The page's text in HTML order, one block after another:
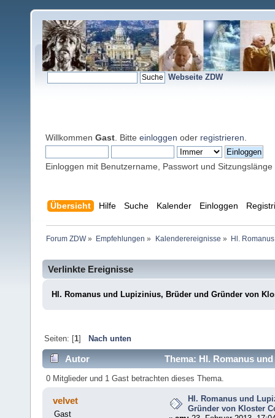
Webseite ZDW
Willkommen Gast . Bitte einloggen oder registrieren
Einloggen mit Benutzername, Passwort und Sitzungslänge
Übersicht Hilfe Suche Kalender Einloggen
Forum ZDW» Empfehlungen » Kalenderereignisse » Hl.
Verlinkte Ereignisse
Hl. Romanus und Lupizinius, Brüder und Gründer von
Seiten: [1] Nach unten
Autor
Thema: Hl. Romanus
(Gelesen 41562 mal)
0 Mitglieder und 1 Gast betrachten dieses Thema.
velvet
Gast
Hl. Romanus und
Gründer von Kloster